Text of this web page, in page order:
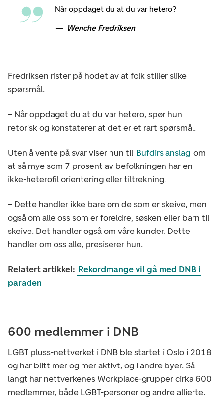
Når oppdaget du at du var hetero?
Wenche Fredriksen
Fredriksen rister på hodet av at folk stiller slike
spørsmål.
– Når oppdaget du at du var hetero, spør hun
retorisk og konstaterer at det er et rart spørsmål.
Uten å vente på svar viser hun til Bufdirs anslag om
at så mye som 7 prosent av befolkningen har en
ikke-heterofil orientering eller tiltrekning.
– Dette handler ikke bare om de som er skeive, men
også om alle oss som er foreldre, søsken eller barn til
skeive. Det handler også om våre kunder. Dette
handler om oss alle, presiserer hun.
Relatert artikkel: Rekordmange vil gå med DNB i
paraden
600 medlemmer i DNB
LGBT pluss-nettverket i DNB ble startet i Oslo i 2018
og har blitt mer og mer aktivt, og i andre byer. Så
langt har nettverkenes Workplace-grupper cirka 600
medlemmer, både LGBT-personer og andre allierte.